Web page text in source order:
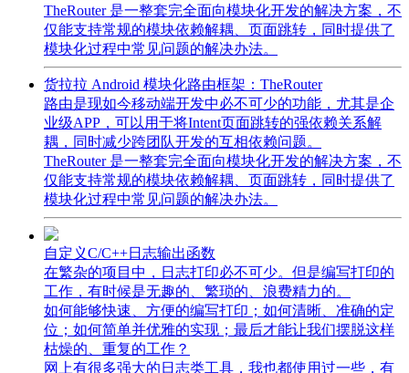
TheRouter 是一整套完全面向模块化开发的解决方案，不
仅能支持常规的模块依赖解耦、页面跳转，同时提供了
模块化过程中常见问题的解决办法。
货拉拉 Android 模块化路由框架：TheRouter
路由是现如今移动端开发中必不可少的功能，尤其是企
业级APP，可以用于将Intent页面跳转的强依赖关系解
耦，同时减少跨团队开发的互相依赖问题。
TheRouter 是一整套完全面向模块化开发的解决方案，不
仅能支持常规的模块依赖解耦、页面跳转，同时提供了
模块化过程中常见问题的解决办法。
自定义C/C++日志输出函数
在繁杂的项目中，日志打印必不可少。但是编写打印的
工作，有时候是无趣的、繁琐的、浪费精力的。
如何能够快速、方便的编写打印；如何清晰、准确的定
位；如何简单并优雅的实现；最后才能让我们摆脱这样
枯燥的、重复的工作？
网上有很多强大的日志类工具，我也都使用过一些，有